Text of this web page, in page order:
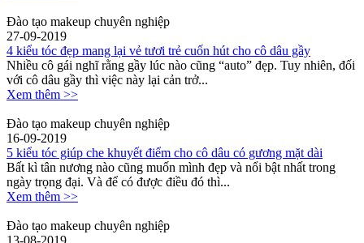
Đào tạo makeup chuyên nghiệp
27-09-2019
4 kiểu tóc đẹp mang lại vẻ tươi trẻ cuốn hút cho cô dâu gầy
Nhiều cô gái nghĩ rằng gầy lúc nào cũng “auto” đẹp. Tuy nhiên, đối
với cô dâu gầy thì việc này lại cản trở...
Xem thêm >>
Đào tạo makeup chuyên nghiệp
16-09-2019
5 kiểu tóc giúp che khuyết điểm cho cô dâu có gương mặt dài
Bất kì tân nương nào cũng muốn mình đẹp và nổi bật nhất trong
ngày trọng đại. Và để có được điều đó thì...
Xem thêm >>
Đào tạo makeup chuyên nghiệp
13-08-2019